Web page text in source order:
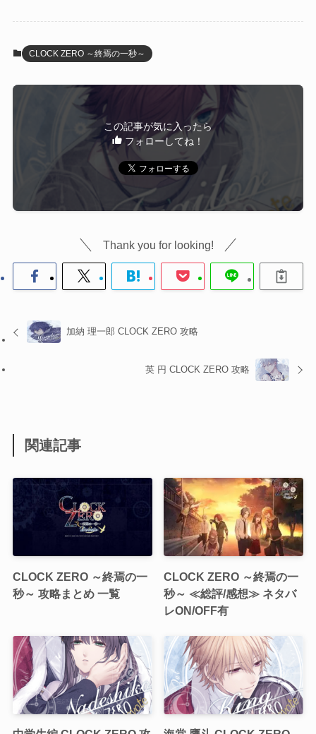
CLOCK ZERO ～終焉の一秒～
この記事が気に入ったら
フォローしてね！
Thank you for looking!
加納 理一郎 CLOCK ZERO 攻略
英 円 CLOCK ZERO 攻略
関連記事
CLOCK ZERO ～終焉の一
秒～ 攻略まとめ 一覧
CLOCK ZERO ～終焉の一
秒～ ≪総評/感想≫ ネタバ
レON/OFF有